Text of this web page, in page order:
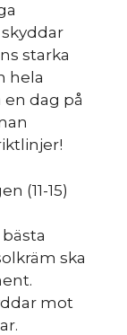
starka
hela
dag på
(11-15)
ska
mot